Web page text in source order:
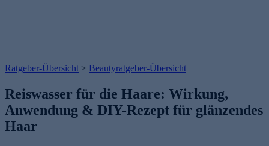
Ratgeber-Übersicht > Beautyratgeber-Übersicht
Reiswasser für die Haare: Wirkung,
Anwendung & DIY-Rezept für glänzendes
Haar